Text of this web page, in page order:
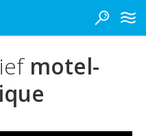
motel-